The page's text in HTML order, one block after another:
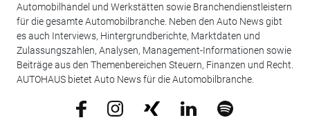
Automobilhandel und Werkstätten sowie Branchendienstleistern
für die gesamte Automobilbranche. Neben den Auto News gibt
es auch Interviews, Hintergrundberichte, Marktdaten und
Zulassungszahlen, Analysen, Management-Informationen sowie
Beiträge aus den Themenbereichen Steuern, Finanzen und Recht.
AUTOHAUS bietet Auto News für die Automobilbranche.